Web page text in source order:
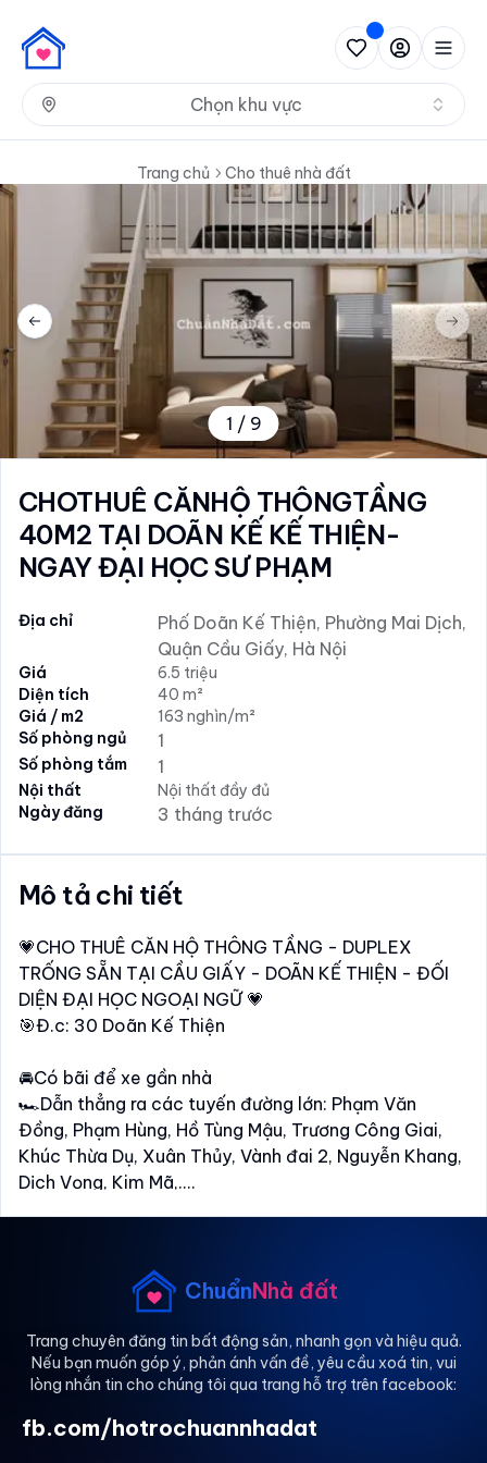
Chọn khu vực
Trang chủ Cho thuê nhà đất
Previous slide
1 / 9
CHOTHUÊ CĂNHỘ THÔNGTẦNG
40M2 TẠI DOÃN KẾ KẾ THIỆN-
NGAY ĐẠI HỌC SƯ PHẠM
Địa chỉ
Phố Doãn Kế Thiện, Phường Mai Dịch,
Quận Cầu Giấy, Hà Nội
Giá
6.5 triệu
Diện tích
40 m²
Giá / m2
163 nghìn/m²
Số phòng ngủ
1
Số phòng tắm 1
Nội thất
Nội thất đầy đủ
Ngày đăng
3 tháng trước
Mô tả chi tiết
💗CHO THUÊ CĂN HỘ THÔNG TẦNG - DUPLEX
TRỐNG SẴN TẠI CẦU GIẤY - DOÃN KẾ THIỆN - ĐỐI
DIỆN ĐẠI HỌC NGOẠI NGỮ 💗
️️🎯Đ.c: 30 Doãn Kế Thiện
🚘Có bãi để xe gần nhà
🏎Dẫn thẳng ra các tuyến đường lớn: Phạm Văn
Đồng, Phạm Hùng, Hồ Tùng Mậu, Trương Công Giai,
Khúc Thừa Dụ, Xuân Thủy, Vành đai 2, Nguyễn Khang,
Dịch Vọng, Kim Mã,....
thông vận tải #UTC, Đại học Thủ đô #HNMU, Đại học
Ngoại thương #FTU, Học viện Ngoại Giao #DAV,Đại
học Sư phạm #HNUE, Học viện Báo chí tuyên truyền
#AJC, Đại học Quốc gia #VNU, Đại học #FPT,....
🎀Nhà mới - rộng - thoáng
🎀Full nội thất từ A - Z, đầy đủ tiện nghi
ChuẩnNhà đất
Trang chuyên đăng tin bất động sản, nhanh gọn và hiệu quả.
Nếu bạn muốn góp ý, phản ánh vấn đề, yêu cầu xoá tin, vui
lòng nhắn tin cho chúng tôi qua trang hỗ trợ trên facebook:
fb.com/hotrochuannhadat